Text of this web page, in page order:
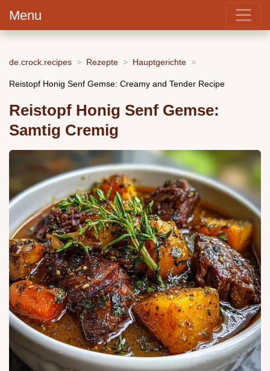
Menu
de.crock.recipes Rezepte Hauptgerichte
Reistopf Honig Senf Gemse: Creamy and Tender Recipe
Reistopf Honig Senf Gemse:
Samtig Cremig